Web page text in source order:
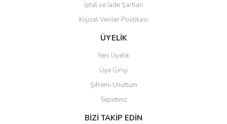
İptal ve İade Şartları
Kişisel Veriler Politikası
ÜYELİK
Yeni Üyelik
Üye Girişi
Şifremi Unuttum
Sepetiniz
BİZİ TAKİP EDİN